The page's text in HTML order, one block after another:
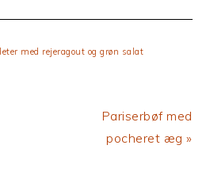
med rejeragout og grøn salat
Next
Post:
Pariserbøf med
pocheret æg »